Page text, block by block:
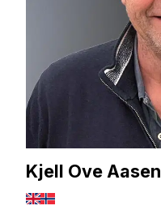
Kjell Ove Aasen